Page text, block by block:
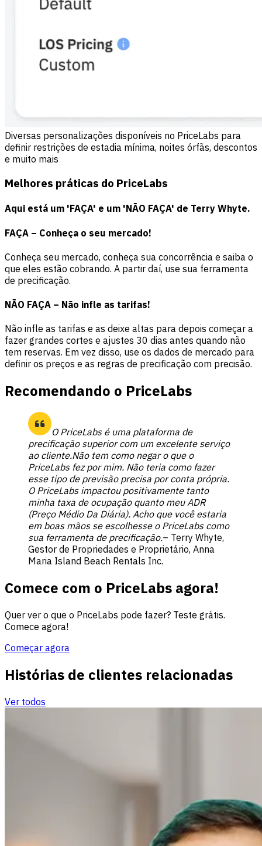
Diversas personalizações disponíveis no PriceLabs para
definir restrições de estadia mínima, noites órfãs, descontos
e muito mais
Melhores práticas do PriceLabs
Aqui está um 'FAÇA' e um 'NÃO FAÇA' de Terry Whyte.
FAÇA – Conheça o seu mercado!
Conheça seu mercado, conheça sua concorrência e saiba o
que eles estão cobrando. A partir daí, use sua ferramenta
de precificação.
NÃO FAÇA – Não infle as tarifas!
Não infle as tarifas e as deixe altas para depois começar a
fazer grandes cortes e ajustes 30 dias antes quando não
tem reservas. Em vez disso, use os dados de mercado para
definir os preços e as regras de precificação com precisão.
Recomendando o PriceLabs
O PriceLabs é uma plataforma de
precificação superior com um excelente serviço
ao cliente.Não tem como negar o que o
PriceLabs fez por mim. Não teria como fazer
esse tipo de previsão precisa por conta própria.
O PriceLabs impactou positivamente tanto
minha taxa de ocupação quanto meu ADR
(Preço Médio Da Diária). Acho que você estaria
em boas mãos se escolhesse o PriceLabs como
sua ferramenta de precificação.– Terry Whyte,
Gestor de Propriedades e Proprietário, Anna
Maria Island Beach Rentals Inc.
Comece com o PriceLabs agora!
Quer ver o que o PriceLabs pode fazer? Teste grátis.
Comece agora!
Começar agora
Histórias de clientes relacionadas
Ver todos